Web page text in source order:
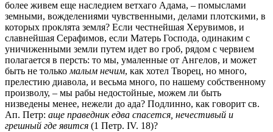
более живем еще наследием ветхаго Адама, – помыслами
земными, вожделениями чувственными, делами плотскими, в
которых проклята земля? Если честнейшая Херувимов, и
славнейшая Серафимов, если Матерь Господа, одинаким с
уничиженными земли путем идет во гроб, рядом с червием
полагается в персть: то мы, умаленные от Ангелов, и может
быть не только малым нечим, как хотел Творец, но много,
прелестию диавола, и весьма много, по нашему собственному
произволу, – мы рабы недостойные, можем ли быть
низведены менее, нежели до ада? Подлинно, как говорит св.
Ап. Петр: аще праведник едва спасется, нечестивый и
грешный где явится (1 Петр. IV. 18)?